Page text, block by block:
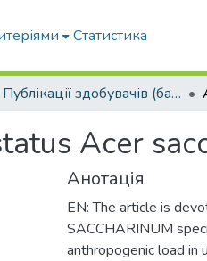
Статистика
Публікації здобувачів (бакалаврів. магістрів, аспірантів)
Acer
Анотація
EN: The article is
SACCHARINUM
anthropogenic load